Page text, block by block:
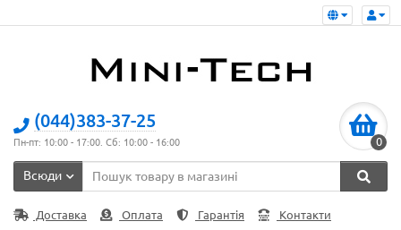
(044)383-37-25
Пн-пт: 10:00 - 17:00. Сб: 10:00 - 16:00 0
Всюди
Доставка Оплата Гарантія Контакти